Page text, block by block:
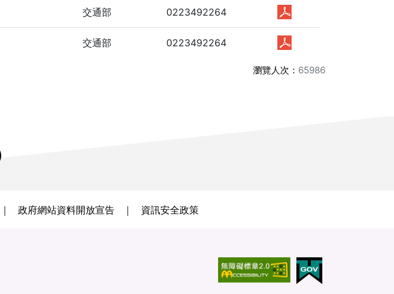
交通部 0223492264
交通部 0223492264
瀏覽人次： 65986
政府網站資料開放宣告 資訊安全政策